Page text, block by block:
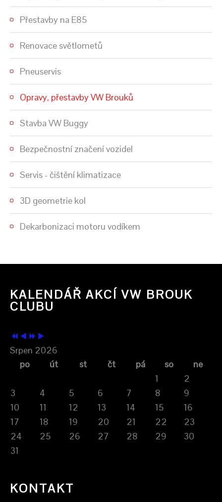
Přestavby na E85
Renovace světlometů
Pneuservis
Opravy, přestavby VW Brouků
Stavba VW Buggy
Bezpečnostní značení vozidel
Servis - čištění klimatizace
3D geometrie kol
Dekarbonizaci motoru vodíkem
KALENDÁŘ AKCÍ VW BROUK
CLUBU
Srpen 2026
po
út st čt pá so
ne
1
2
3
4 5 6 7 8
9
10
11 12 13 14 15
16
17
18 19 20 21 22
23
24
25 26 27 28 29
30
31
KONTAKT